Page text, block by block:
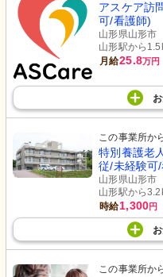
アスケア訪
可/看護師)
山形県山形市
山形駅から
月給25.8万円
この事業所か
特別養護老
従/未経験可
山形県山形市
山形駅から
時給1,300円
この事業所か